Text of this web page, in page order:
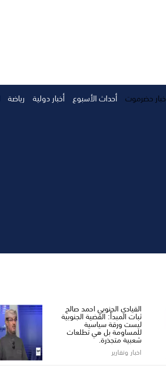
حضرموت أحداث الأسبوع أخبار دولية رياضة
القيادي الجنوبي احمد صالح ​
ثبات المبدأ: القضية الجنوبية
ليست ورقة سياسية
للمساومة بل هي تطلعات
شعبية متجذرة.
اخبار وتقارير